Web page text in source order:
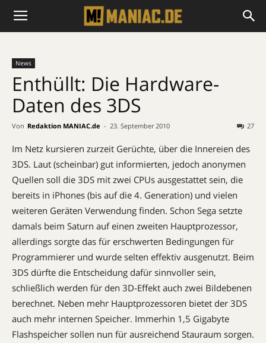
News
Enthüllt: Die Hardware-
Daten des 3DS
Von Redaktion MANIAC.de - 23. September 2010 27
Im Netz kursieren zurzeit Gerüchte, über die Innereien des
3DS. Laut (scheinbar) gut informierten, jedoch anonymen
Quellen soll die 3DS mit zwei CPUs ausgestattet sein, die
bereits in iPhones (bis auf die 4. Generation) und vielen
weiteren Geräten Verwendung finden. Schon Sega setzte
damals beim Saturn auf einen zweiten Hauptprozessor,
allerdings sorgte das für erschwerten Bedingungen für
Programmierer und wurde selten effektiv ausgenutzt. Beim
3DS dürfte die Entscheidung dafür sinnvoller sein,
schließlich werden für den 3D-Effekt auch zwei Bildebenen
berechnet. Neben mehr Hauptprozessoren bietet der 3DS
auch mehr internen Speicher. Immerhin 1,5 Gigabyte
Flashspeicher sollen nun für ausreichend Stauraum sorgen.